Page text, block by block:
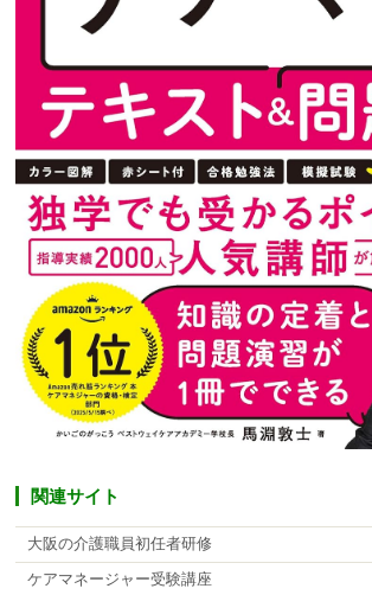
関連サイト
大阪の介護職員初任者研修
ケアマネージャー受験講座